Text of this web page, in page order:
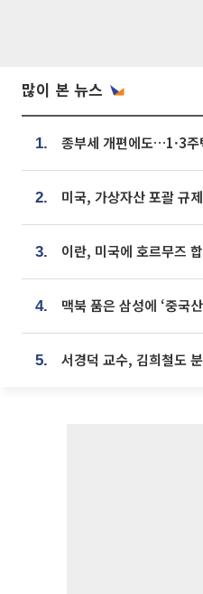
많이 본 뉴스
1.
2.
3.
4.
5.